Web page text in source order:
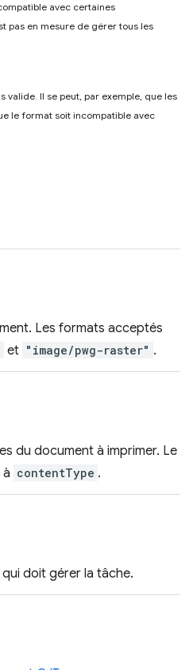
avec certaines
pas en mesure de gérer tous les
valide. Il se peut, par exemple, que les
le format soit incompatible avec
Les formats acceptés
et "image/pwg-raster" .
du document à imprimer. Le
contentType .
doit gérer la tâche.